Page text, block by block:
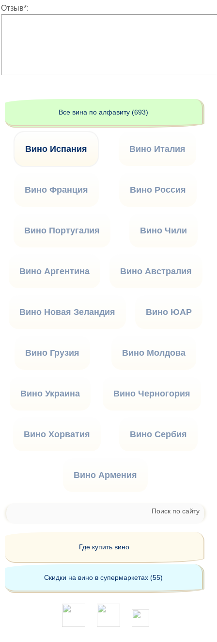
Отзыв*:
Все вина по алфавиту (693)
Вино Италия
Вино Франция
Вино Испания
Вино Россия
Вино Португалия Вино Чили
Вино Аргентина Вино Австралия
Вино Новая Зеландия Вино ЮАР
Вино Грузия Вино Молдова
Вино Украина Вино Черногория
Вино Хорватия Вино Сербия
Вино Армения
Поиск по сайту
Где купить вино
Скидки на вино в супермаркетах (55)